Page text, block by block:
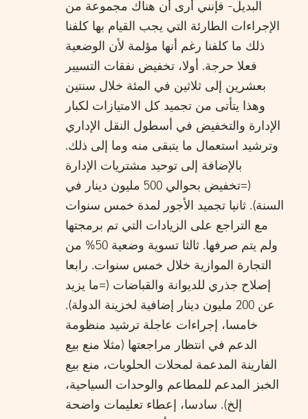
البديل- فإنني أرى أن هناك مجموعة من
الإجراءات الطارئة التي يجب القيام بها كلفنا
ذلك ما كلفنا رغم أنها مؤلمة لأن الوضعية
فعلا حرجة. أولا، تخفيض نفقات التسيير
بعشرين إلى ثلاثين في المئة خلال سنتين
وهذا يتأتى من تجميد كل الامتيازات لكبار
الإدارة والتخفيض في أسطول النقل الإداري
وترشيد استعمال ما يتبقى منه وما إلى ذلك.
بالإضافة إلى توحيد مشتريات الإدارة
(=تخفيض بحوالي 500 مليون دينار في
السنة). ثانيا تجميد الأجور لمدة خمس سنوات
مع التراجع على الزيادات التي تم برمجتها
ولم يتم صرفها. ثالثا تسوية وضعية 50% من
التجارة الموازية خلال خمس سنوات. رابعا
إصلاح جذري للديوانة والقباضات (=ما يزيد
عن 200 مليون دينار إضافية لخزينة الدولة).
خامسا، إجراءات عاجلة ترشيد منظومة
الدعم في انتظار مراجعتها (مثلا منع بيع
الفارينة المدعمة لمحلات الحلويات، منع بيع
الخبز المدعم للمطاعم والوحدات السياحية،
إلخ). سادسا، إعطاء تعليمات واضحة